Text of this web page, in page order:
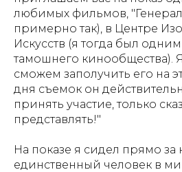
любимых фильмов,
примерно так), в Центре
Искусств (я тогда был
тамошнего кинообщества).
сможем заполучить его на
дня съемок он
принять участие, только
представлять!"
На показе я сидел прямо за
единственный человек в